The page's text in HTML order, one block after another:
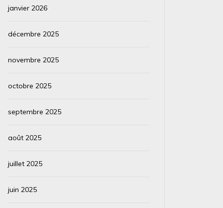
janvier 2026
décembre 2025
novembre 2025
octobre 2025
septembre 2025
août 2025
juillet 2025
juin 2025